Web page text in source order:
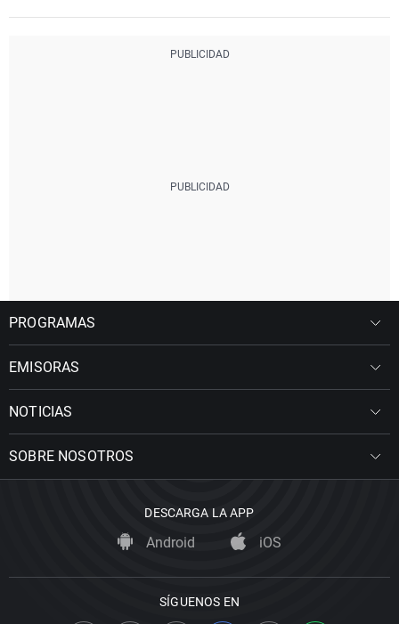
PROGRAMAS
EMISORAS
NOTICIAS
SOBRE NOSOTROS
DESCARGA LA APP
Android iOS
SÍGUENOS EN